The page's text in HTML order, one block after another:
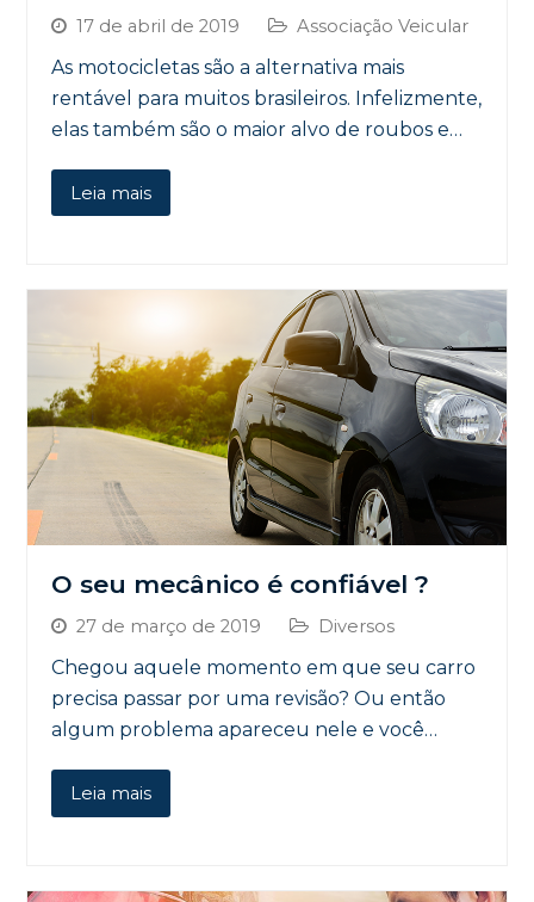
17 de abril de 2019 Associação Veicular
As motocicletas são a alternativa mais
rentável para muitos brasileiros. Infelizmente,
elas também são o maior alvo de roubos e…
Leia mais
O seu mecânico é confiável ?
27 de março de 2019 Diversos
Chegou aquele momento em que seu carro
precisa passar por uma revisão? Ou então
algum problema apareceu nele e você…
Leia mais